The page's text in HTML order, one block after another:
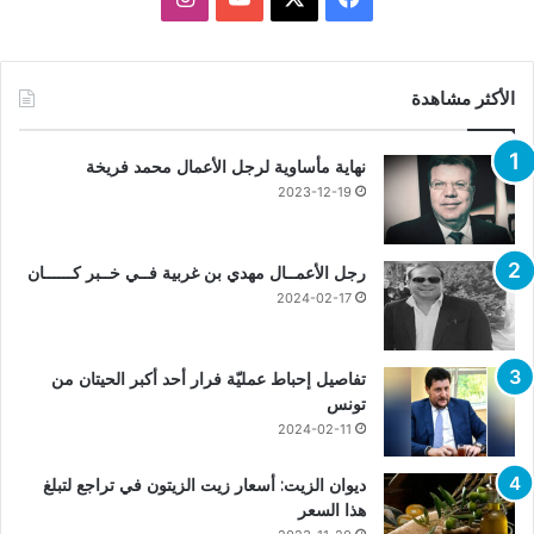
الأكثر مشاهدة
نهاية مأساوية لرجل الأعمال محمد فريخة
2023-12-19
رجل الأعمــال مهدي بن غربية فــي خــبر كــــــان
2024-02-17
تفاصيل إحباط عمليّة فرار أحد أكبر الحيتان من
تونس
2024-02-11
ديوان الزيت: أسعار زيت الزيتون في تراجع لتبلغ
هذا السعر